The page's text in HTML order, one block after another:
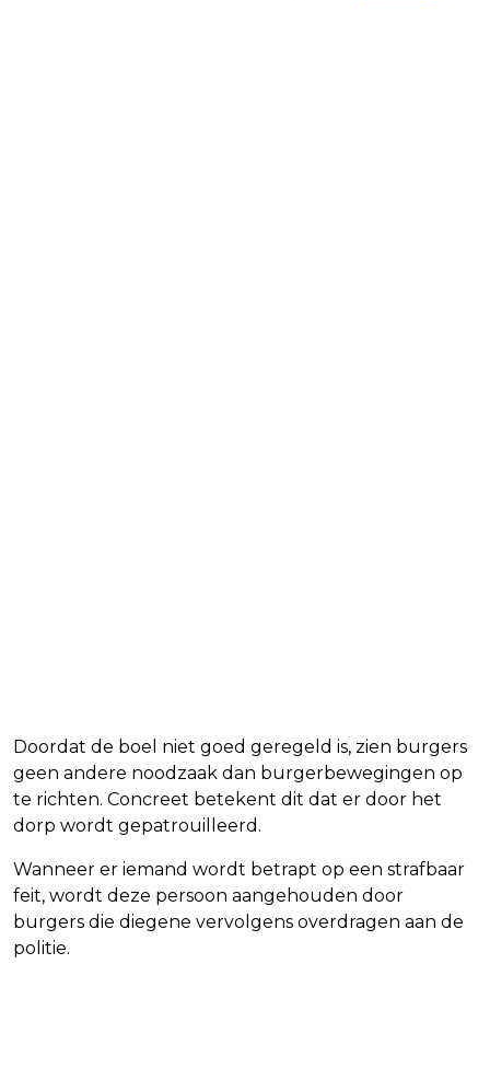
Doordat de boel niet goed geregeld is, zien burgers
geen andere noodzaak dan burgerbewegingen op
te richten. Concreet betekent dit dat er door het
dorp wordt gepatrouilleerd.
Wanneer er iemand wordt betrapt op een strafbaar
feit, wordt deze persoon aangehouden door
burgers die diegene vervolgens overdragen aan de
politie.